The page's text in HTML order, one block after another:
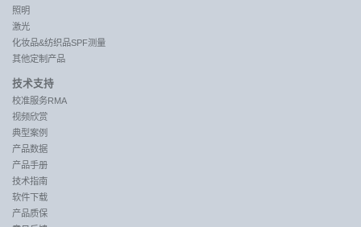
照明
激光
化妆品&纺织品SPF测量
其他定制产品
技术支持
校准服务RMA
视频欣赏
典型案例
产品数据
产品手册
技术指南
软件下载
产品质保